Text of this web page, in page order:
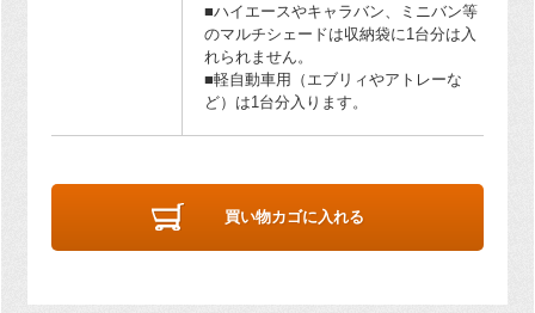
■ハイエースやキャラバン、ミニバン等
のマルチシェードは収納袋に1台分は入
れられません。
■軽自動車用（エブリィやアトレーな
ど）は1台分入ります。
買い物カゴに入れる